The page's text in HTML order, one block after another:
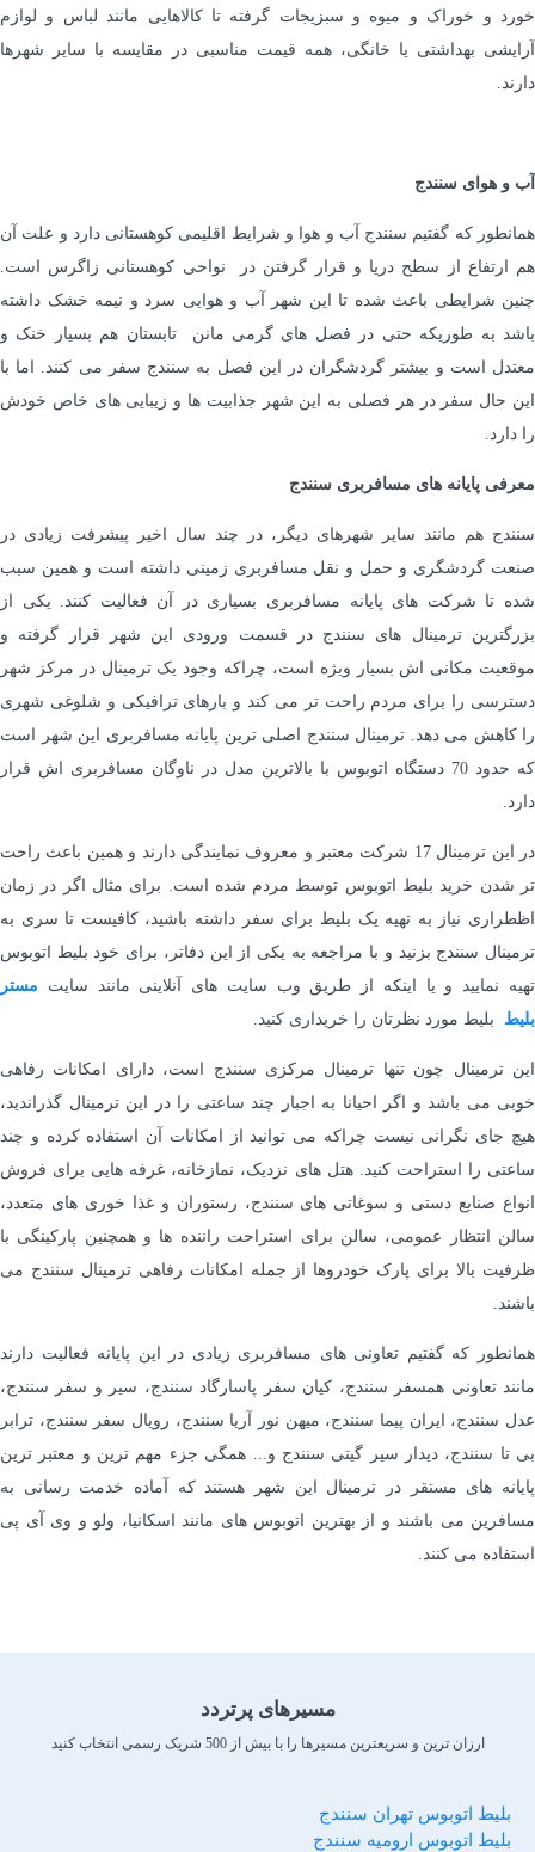
خورد و خوراک و میوه و سبزیجات گرفته تا کالاهایی مانند لباس و لوازم
آرایشی بهداشتی یا خانگی، همه قیمت مناسبی در مقایسه با سایر شهرها
دارند.
آب و هوای سنندج
همانطور که گفتیم سنندج آب و هوا و شرایط اقلیمی کوهستانی دارد و علت آن
هم ارتفاع از سطح دریا و قرار گرفتن در نواحی کوهستانی زاگرس است.
چنین شرایطی باعث شده تا این شهر آب و هوایی سرد و نیمه خشک داشته
باشد به طوریکه حتی در فصل های گرمی مانن تابستان هم بسیار خنک و
معتدل است و بیشتر گردشگران در این فصل به سنندج سفر می کنند. اما با
این حال سفر در هر فصلی به این شهر جذابیت ها و زیبایی های خاص خودش
را دارد.
معرفی پایانه های مسافربری سنندج
سنندج هم مانند سایر شهرهای دیگر، در چند سال اخیر پیشرفت زیادی در
صنعت گردشگری و حمل و نقل مسافربری زمینی داشته است و همین سبب
شده تا شرکت های پایانه مسافربری بسیاری در آن فعالیت کنند. یکی از
بزرگترین ترمینال های سنندج در قسمت ورودی این شهر قرار گرفته و
موقعیت مکانی اش بسیار ویژه است، چراکه وجود یک ترمینال در مرکز شهر
دسترسی را برای مردم راحت تر می کند و بارهای ترافیکی و شلوغی شهری
را کاهش می دهد. ترمینال سنندج اصلی ترین پایانه مسافربری این شهر است
که حدود 70 دستگاه اتوبوس با بالاترین مدل در ناوگان مسافربری اش قرار
دارد.
در این ترمینال 17 شرکت معتبر و معروف نمایندگی دارند و همین باعث راحت
تر شدن خرید بلیط اتوبوس توسط مردم شده است. برای مثال اگر در زمان
اظطراری نیاز به تهیه یک بلیط برای سفر داشته باشید، کافیست تا سری به
ترمینال سنندج بزنید و با مراجعه به یکی از این دفاتر، برای خود بلیط اتوبوس
تهیه نمایید و یا اینکه از طریق وب سایت های آنلاینی مانند سایت مستر
بلیط
بلیط مورد نظرتان را خریداری کنید.
این ترمینال چون تنها ترمینال مرکزی سنندج است، دارای امکانات رفاهی
خوبی می باشد و اگر احیانا به اجبار چند ساعتی را در این ترمینال گذراندید،
هیچ جای نگرانی نیست چراکه می توانید از امکانات آن استفاده کرده و چند
ساعتی را استراحت کنید. هتل های نزدیک، نمازخانه، غرفه هایی برای فروش
انواع صنایع دستی و سوغاتی های سنندج، رستوران و غذا خوری های متعدد،
سالن انتظار عمومی، سالن برای استراحت راننده ها و همچنین پارکینگی با
ظرفیت بالا برای پارک خودروها از جمله امکانات رفاهی ترمینال سنندج می
باشند.
همانطور که گفتیم تعاونی های مسافربری زیادی در این پایانه فعالیت دارند
مانند تعاونی همسفر سنندج، کیان سفر پاسارگاد سنندج، سیر و سفر سنندج،
عدل سنندج، ایران پیما سنندج، میهن نور آریا سنندج، رویال سفر سنندج، ترابر
بی تا سنندج، دیدار سیر گیتی سنندج و... همگی جزء مهم ترین و معتبر ترین
پایانه های مستقر در ترمینال این شهر هستند که آماده خدمت رسانی به
مسافرین می باشند و از بهترین اتوبوس های مانند اسکانیا، ولو و وی آی پی
استفاده می کنند.
مسیرهای پرتردد
ارزان ترین و سریعترین مسیرها را با بیش از 500 شریک رسمی انتخاب کنید
بلیط اتوبوس تهران سنندج
بلیط اتوبوس ارومیه سنندج